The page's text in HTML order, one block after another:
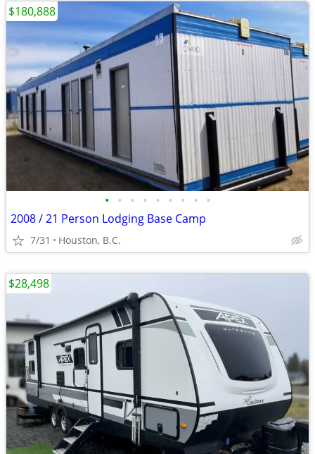
• • • • • • • • •
2008 / 21 Person Lodging Base Camp
7/31 Houston, B.C.
$180,888
$28,498